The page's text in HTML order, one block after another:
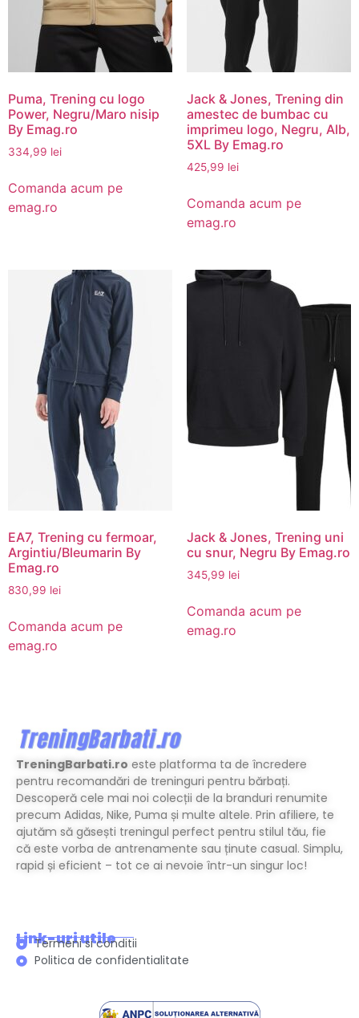
Puma, Trening cu logo
Power, Negru/Maro nisip
By Emag.ro
334,99 lei
Comanda acum pe
emag.ro
Jack & Jones, Trening din
amestec de bumbac cu
imprimeu logo, Negru, Alb,
5XL By Emag.ro
425,99 lei
Comanda acum pe
emag.ro
EA7, Trening cu fermoar,
Argintiu/Bleumarin By
Emag.ro
830,99 lei
Comanda acum pe
emag.ro
Jack & Jones, Trening uni
cu snur, Negru By Emag.ro
345,99 lei
Comanda acum pe
emag.ro
TreningBarbati.ro este platforma ta de încredere
pentru recomandări de treninguri pentru bărbați.
Descoperă cele mai noi colecții de la branduri renumite
precum Adidas, Nike, Puma și multe altele. Prin afiliere, te
ajutăm să găsești treningul perfect pentru stilul tău, fie
că este vorba de antrenamente sau ținute casual. Simplu,
rapid și eficient – tot ce ai nevoie într-un singur loc!
Link-uri utile
Termeni si conditii
Politica de confidentialitate